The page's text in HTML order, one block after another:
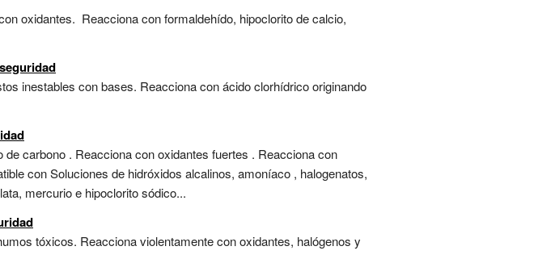
oxidantes. Reacciona con formaldehído, hipoclorito de calcio,
inestables con bases. Reacciona con ácido clorhídrico originando
carbono . Reacciona con oxidantes fuertes . Reacciona con
con Soluciones de hidróxidos alcalinos, amoníaco , halogenatos,
mercurio e hipoclorito sódico...
tóxicos. Reacciona violentamente con oxidantes, halógenos y